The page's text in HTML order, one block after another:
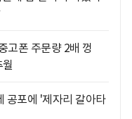
고폰 주문량 2배 껑
공포에 '제자리 갈아타